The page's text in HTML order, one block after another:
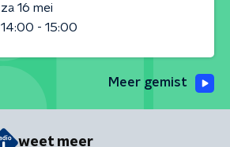
za 16 mei
14:00 - 15:00
Meer gemist
weet meer